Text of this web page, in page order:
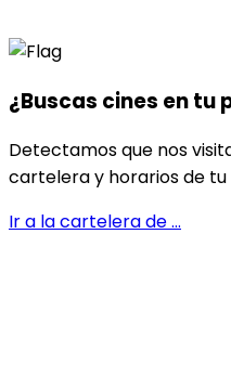
¿Buscas cines entu
Detectamos que nos
cartelera y horarios de tu
Ir a la cartelera de...